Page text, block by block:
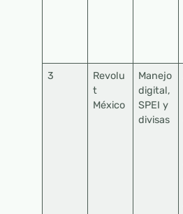
3
Revolu
t
México
Manejo
digital,
SPEI y
divisas